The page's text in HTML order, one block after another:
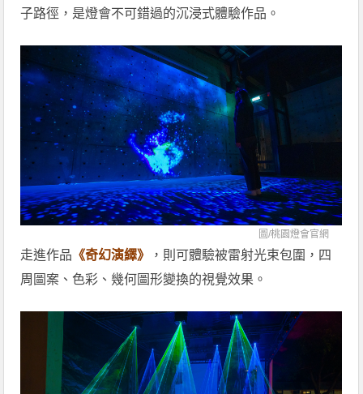
子路徑，是燈會不可錯過的沉浸式體驗作品。
圖/桃園燈會官網
走進作品 《奇幻演繹》
，則可體驗被雷射光束包圍，四
周圖案、色彩、幾何圖形變換的視覺效果。